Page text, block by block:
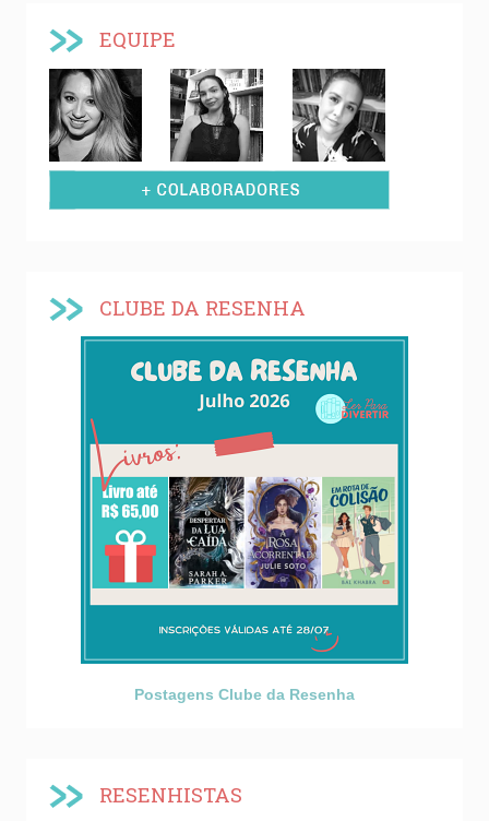
EQUIPE
CLUBE DA RESENHA
Postagens Clube da Resenha
RESENHISTAS